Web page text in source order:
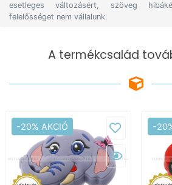
esetleges változásért, szöveg
felelősséget nem vállalunk.
A termékcsalád
-20% AKCIÓ -